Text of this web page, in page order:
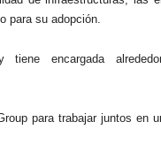
para su adopción.
encargada
para trabajar juntos en